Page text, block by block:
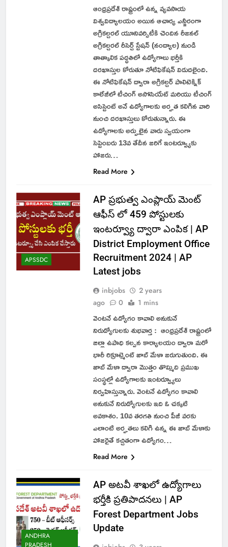
ఆంధ్రప్రదేశ్ రాష్ట్రంలో ఉన్న వ్యవసాయ
విశ్వవిద్యాలయం అయిన ఆచార్య ఎన్జీరంగా
అగ్రికల్చరల్ యూనివర్సిటీకి చెందిన రీజనల్
అగ్రికల్చరల్ రీసెర్చ్ స్టేషన్ (నంద్యాల) నుండి
తాత్కాలిక పద్ధతిలో ఉద్యోగాలు భర్తీకి
దరఖాస్తుల కోరుతూ నోటిఫికేషన్ విడుదలైంది.
ఈ నోటిఫికేషన్ ద్వారా అగ్రికల్చర్ పాలిటెక్నిక్
కాలేజీలో టీచింగ్ అసోసియేట్ మరియు టీచింగ్
అసిస్టెంట్ అనే ఉద్యోగాలకు అర్హత కలిగిన వారి
నుంచి దరఖాస్తులు కోరుతున్నారు. ఈ
ఉద్యోగాలకు అర్హులైన వారు స్వయంగా
సెప్టెంబరు 13వ తేదీన జరిగే ఇంటర్వ్యూకు
హాజరు…
Read More
APSSDC
AP ప్రభుత్వ ఎంప్లాయ్ మెంట్
ఆఫీస్ లో 459 పోస్టులకు
ఇంటర్వ్యూ ద్వారా ఎంపిక | AP
District Employment Office
Recruitment 2024 | AP
Latest jobs
inbjobs
2 years
ago
0 1 mins
వెంటనే ఉద్యోగం కావాలి అనుకునే
నిరుద్యోగులకు శుభవార్త : ఆంధ్రప్రదేశ్ రాష్ట్రంలో
జిల్లా ఉపాధి కల్పన కార్యాలయం ద్వారా మరో
భారీ రిక్రూట్మెంట్ జాబ్ మేళా జరుగుతుంది. ఈ
జాబ్ మేళా ద్వారా మొత్తం తొమ్మిది ప్రముఖ
సంస్థల్లో ఉద్యోగాలకు ఇంటర్వ్యూలు
నిర్వహిస్తున్నారు. వెంటనే ఉద్యోగం కావాలి
అనుకునే నిరుద్యోగులకు ఇది ఓ చక్కటి
అవకాశం. 10వ తరగతి నుంచి పీజీ వరకు
ఎలాంటి అర్హతలు కలిగి ఉన్న ఈ జాబ్ మేళాకు
హాజరైతే కచ్చితంగా ఉద్యోగం…
Read More
ANDHRA
AP అటవీ శాఖలో ఉద్యోగాలు
భర్తీకి ప్రతిపాదనలు | AP
Forest Department Jobs
Update